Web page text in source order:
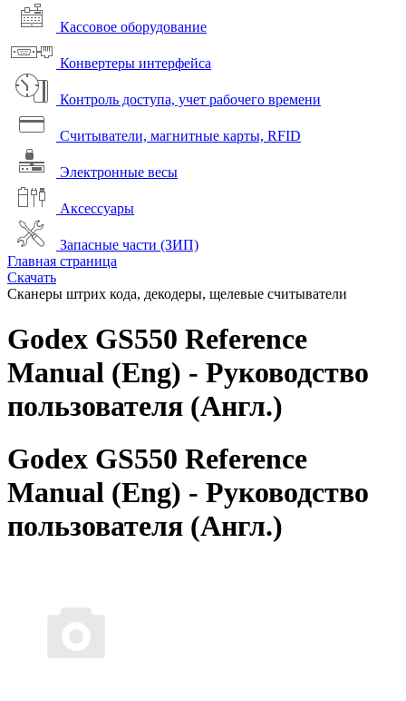
Кассовое оборудование
Конвертеры интерфейса
Контроль доступа, учет рабочего времени
Считыватели, магнитные карты, RFID
Электронные весы
Аксессуары
Запасные части (ЗИП)
Главная страница
Скачать
Сканеры штрих кода, декодеры, щелевые считыватели
Godex GS550 Reference
Manual (Eng) - Руководство
пользователя (Англ.)
Godex GS550 Reference
Manual (Eng) - Руководство
пользователя (Англ.)